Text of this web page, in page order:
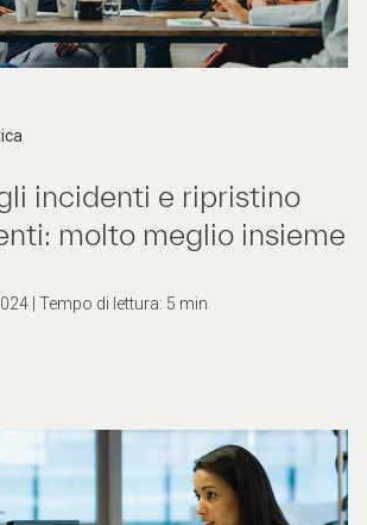
incidenti e ripristino
molto meglio insieme
| Tempo di lettura: 5 min